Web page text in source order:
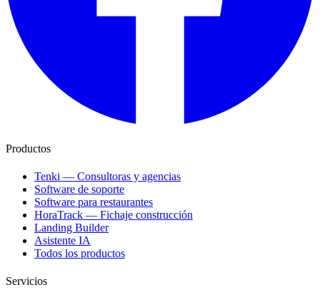
Productos
Tenki — Consultoras y agencias
Software de soporte
Software para restaurantes
HoraTrack — Fichaje construcción
Landing Builder
Asistente IA
Todos los productos
Servicios